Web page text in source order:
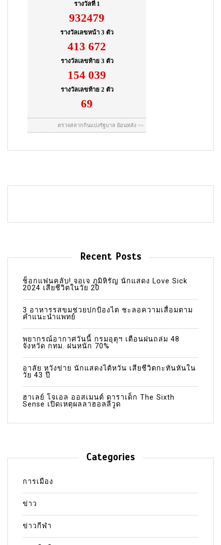
Recent Posts
ช็อกแฟนคลับ! จอเจ ภูมิหิรัญ นักแสดง Love Sick
2024 เสียชีวิตในวัย 20
3 อาหารรสขมช่วยปกป้องไต ชะลอความเสื่อมตาม
คำแนะนำแพทย์
พยากรณ์อากาศวันนี้ กรมอุตุฯ เตือนฝนถล่ม 48
จังหวัด กทม. ฝนหนัก 70%
อาลัย หวังข่าย นักแสดงไต้หวัน เสียชีวิตกะทันหันใน
วัย 43 ปี
ฮาเลย์ โจเอล ออสเมนต์ ดาราเด็ก The Sixth
Sense เปิดเหตุผลลาฮอลลีวูด
Categories
การเมือง
ข่าว
ข่าวกีฬา